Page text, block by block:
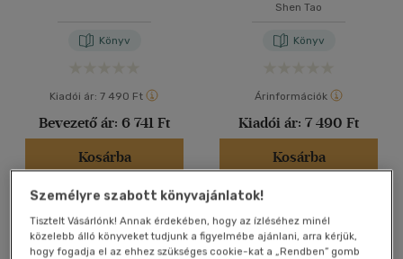
Könyv
Kiadói ár: 7 490 Ft
Bevezető ár: 6 741 Ft
Kosárba
Shen Tao
Könyv
Árinformációk
Kiadói ár: 7 490 Ft
Kosárba
Személyre szabott könyvajánlatok!
Tisztelt Vásárlónk! Annak érdekében, hogy az ízléséhez minél
közelebb álló könyveket tudjunk a figyelmébe ajánlani, arra kérjük,
hogy fogadja el az ehhez szükséges cookie-kat a „Rendben” gomb